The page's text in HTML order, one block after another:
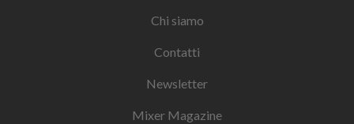
Chi siamo
Contatti
Newsletter
Mixer Magazine